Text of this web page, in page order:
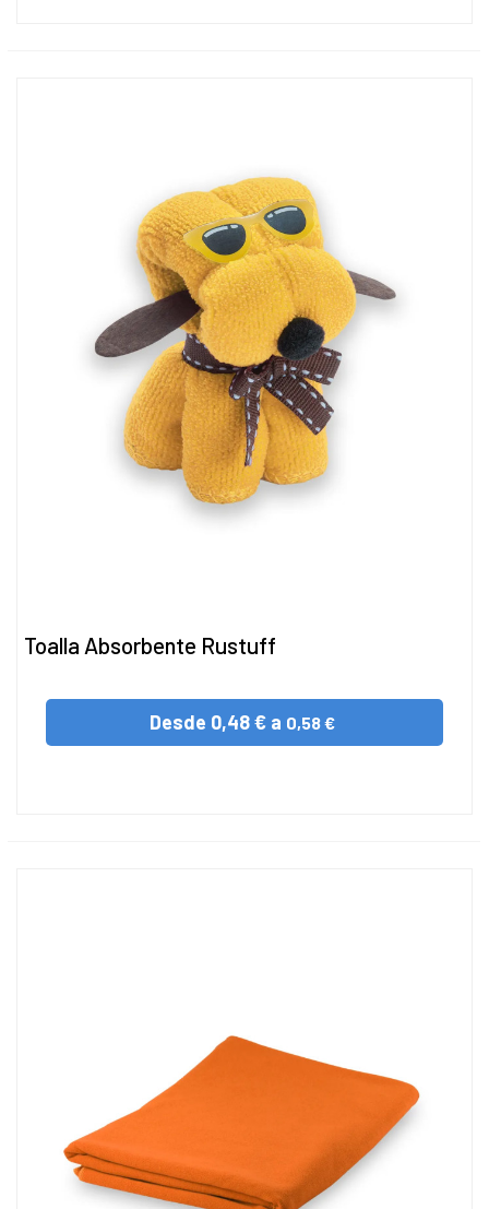
Toalla Absorbente Rustuff
Desde 0,48 € a 0,58 €